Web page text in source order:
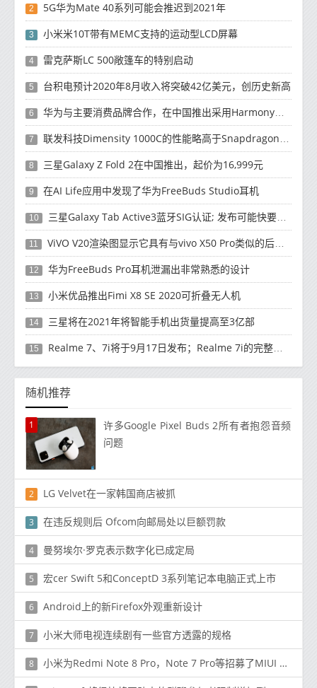
2 5G华为Mate 40系列可能会推迟到2021年
3 小米米10T带有MEMC支持的运动型LCD屏幕
4 雷克萨斯LC 500敞篷车的特别启动
5 台积电预计2020年8月收入将突破42亿美元，创历史新高
6 华为与主要消费品牌合作，在中国推出采用HarmonyOS 2.0的智能家居产品
7 联发科技Dimensity 1000C的性能略高于Snapdragon 765G
8 三星Galaxy Z Fold 2在中国推出，起价为16,999元
9 在AI Life应用中发现了华为FreeBuds Studio耳机
10 三星Galaxy Tab Active3蓝牙SIG认证; 发布可能快要结束了
11 ViVO V20渲染图显示它具有与vivo X50 Pro类似的后部设计
12 华为FreeBuds Pro耳机泄漏出非常熟悉的设计
13 小米优品推出Fimi X8 SE 2020可折叠无人机
14 三星将在2021年将智能手机出货量提高至3亿部
15 Realme 7、7i将于9月17日发布；Realme 7i的完整规格并导致泄漏
随机推荐
1
许多Google Pixel Buds 2所有者抱怨音频
问题
2 LG Velvet在一家韩国商店被抓
3 在违反规则后 Ofcom向邮局处以巨额罚款
4 曼努埃尔·罗克表示数字化已成定局
5 宏cer Swift 5和ConceptD 3系列笔记本电脑正式上市
6 Android上的新Firefox外观重新设计
7 小米大师电视连续剧有一些官方透露的规格
8 小米为Redmi Note 8 Pro，Note 7 Pro等招募了MIUI 12全球试点测试员